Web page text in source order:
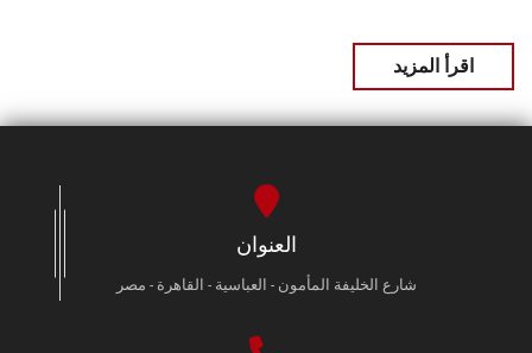
اقرأ المزيد
العنوان
شارع الخليفة المأمون - العباسية - القاهرة - مصر